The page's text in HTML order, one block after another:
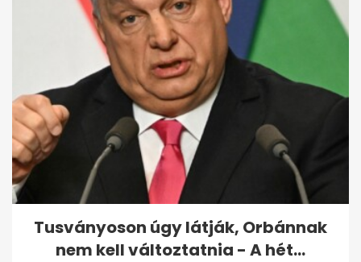
Szécsi Pál-kvíz: mennyire
emlékszel a legendás énekes...
Tusványoson úgy látják, Orbánnak
nem kell változtatnia - A hét...